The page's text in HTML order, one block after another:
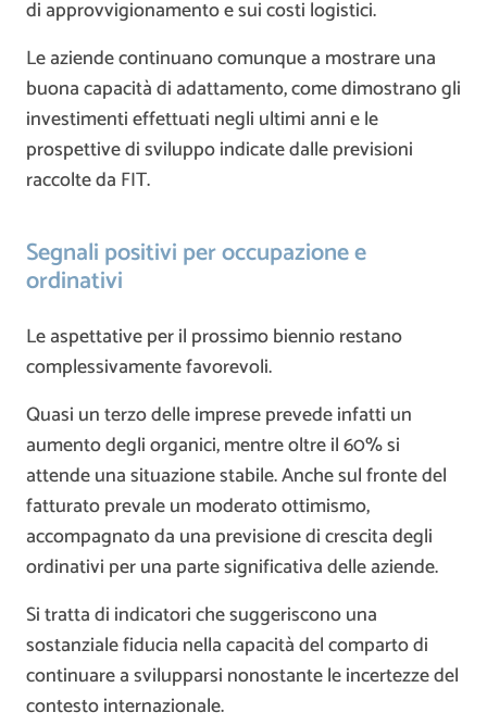
di approvvigionamento e sui costi logistici.
Le aziende continuano comunque a mostrare una
buona capacità di adattamento, come dimostrano gli
investimenti effettuati negli ultimi anni e le
prospettive di sviluppo indicate dalle previsioni
raccolte da FIT.
Segnali positivi per occupazione e
ordinativi
Le aspettative per il prossimo biennio restano
complessivamente favorevoli.
Quasi un terzo delle imprese prevede infatti un
aumento degli organici, mentre oltre il 60% si
attende una situazione stabile. Anche sul fronte del
fatturato prevale un moderato ottimismo,
accompagnato da una previsione di crescita degli
ordinativi per una parte significativa delle aziende.
Si tratta di indicatori che suggeriscono una
sostanziale fiducia nella capacità del comparto di
continuare a svilupparsi nonostante le incertezze del
contesto internazionale.